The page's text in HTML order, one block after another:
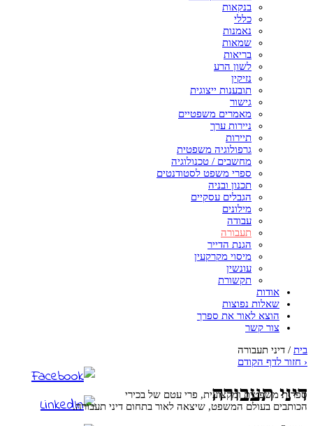
בנקאות
כללי
נאמנות
שמאות
בריאות
לשון הרע
נזיקין
תובענות ייצוגית
גישור
מאמרים משפטיים
ניירות ערך
תיירות
גרפולוגיה משפטית
מחשבים / טכנולוגיה
ספרי משפט לסטודנטים
תכנון ובניה
הגבלים עסקיים
מילונים
עבודה
תעבורה
הגנת הדייר
מיסוי מקרקעין
עונשין
תקשורת
אודות
שאלות נפוצות
הוצא לאור את ספרך
צור קשר
בית / דיני תעבורה
‹ חזור לדף הקודם
דיני תעבורה
ספרות משפטית ומקצועית, פרי עטם של בכירי
הכותבים בעולם המשפט, שיצאה לאור בתחום דיני תעבורה.